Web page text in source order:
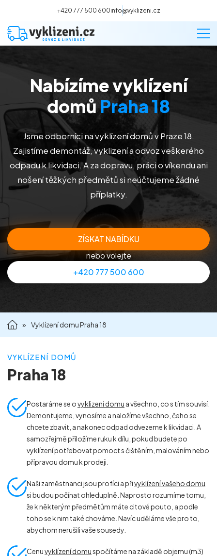
+420 777 500 600info@vyklizeni.cz
Vyklízení
Stěhování
Malování
Deratizace a dezinsekce
Příprava nemovitostí na prodej
Reference
Nabízíme vyklízení
domůPraha 18
Jsme odborníci na vyklízení domů v Praze 18.
Zajistíme demontáž, vyklizení a odvoz veškerého
odpadu k likvidaci. A za dopravu, práci o víkendu ani
nošení těžkých předmětů si neúčtujeme žádné
příplatky.
ZÍSKAT NABÍDKU
nebo volejte
+420 777 500 600
» Vyklízení domu Praha 18
VYKLÍZENÍ DOMŮ
Praha 18
Postaráme se ovyklizení domu a všechno, co s tím souvisí.
Demontujeme, vynosíme a naložíme všechno, čeho se
chcete zbavit, a nakonec odpad odvezeme k likvidaci. A
samozřejmě přiložíme ruku k dílu, pokud budete po
vyklízení potřebovat pomoct s čištěním, malováním nebo
přípravou domu k prodeji.
Naši zaměstnanci jsou profíci a přivyklízení vašeho domu
si budou počínat ohleduplně. Naprosto rozumíme tomu,
že k některým předmětům máte citové pouto, a podle
toho se k nim také chováme. Navíc uděláme vše pro to,
abychom nerušili vaše sousedy.
Cenuvyklízení domuspočítáme na základě objemu (m3)